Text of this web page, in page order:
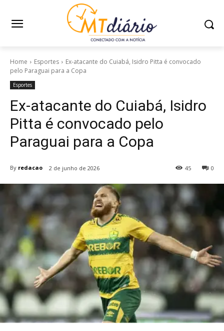
Home Esportes
Ex-atacante do Cuiabá, Isidro Pitta é convocado
pelo Paraguai para a Copa
Esportes
Ex-atacante do Cuiabá, Isidro
Pitta é convocado pelo
Paraguai para a Copa
By redacao 2 de junho de 2026 0
45